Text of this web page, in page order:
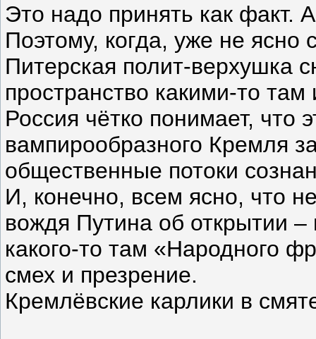
Это надо принять как факт.
Поэтому, когда, уже не
Питерская полит-верхушка
пространство какими-то
Россия чётко понимает, что
вампирообразного Кремля
общественные потоки
И, конечно, всем ясно, что
вождя Путина об открытии
какого-то там «Народного
смех и презрение.
Кремлёвские карлики в